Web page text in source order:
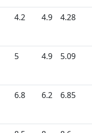
4.2 4.9 4.28
5 4.9 5.09
6.8 6.2 6.85